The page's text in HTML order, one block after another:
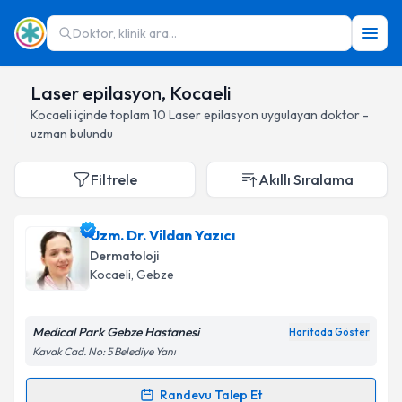
Doktor, klinik ara...
Laser epilasyon, Kocaeli
Kocaeli içinde toplam 10 Laser epilasyon uygulayan doktor -
uzman bulundu
Filtrele Akıllı Sıralama
Uzm. Dr. Vildan Yazıcı
Dermatoloji
Kocaeli, Gebze
Medical Park Gebze Hastanesi Haritada Göster
Kavak Cad. No: 5 Belediye Yanı
Randevu Talep Et